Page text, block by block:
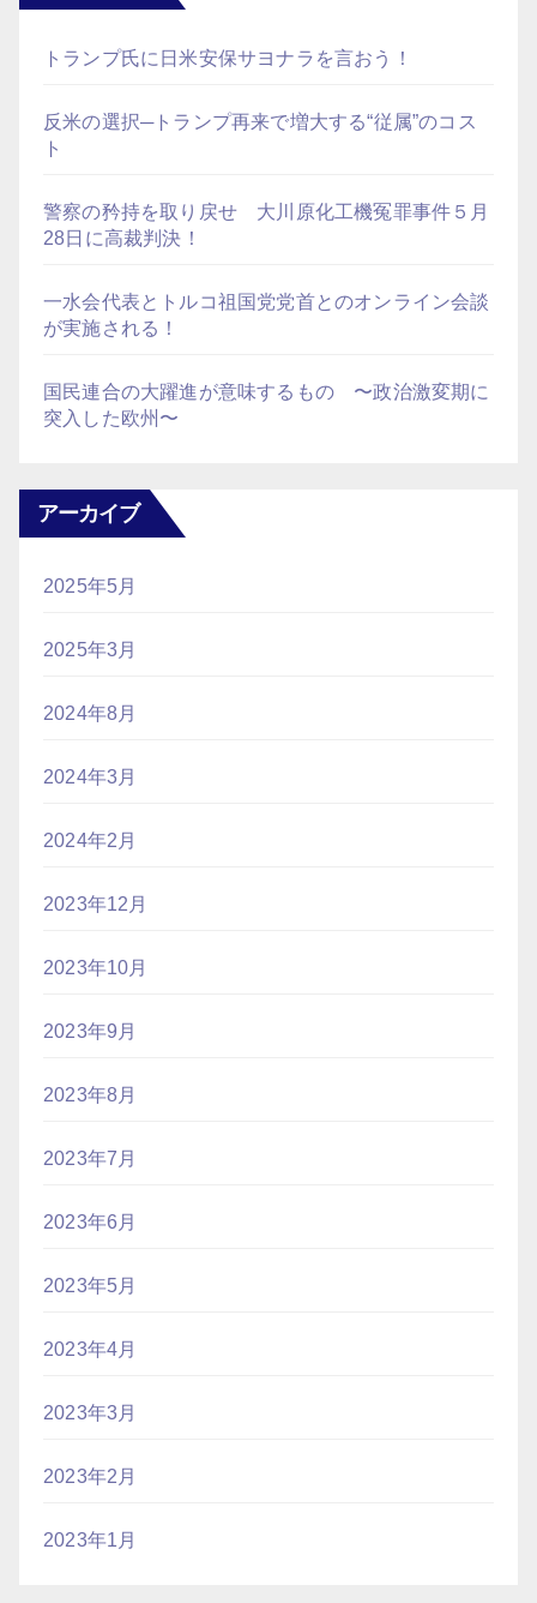
トランプ氏に日米安保サヨナラを言おう！
反米の選択─トランプ再来で増大する“従属”のコス
ト
警察の矜持を取り戻せ 大川原化工機冤罪事件５月
28日に高裁判決！
一水会代表とトルコ祖国党党首とのオンライン会談
が実施される！
国民連合の大躍進が意味するもの 〜政治激変期に
突入した欧州〜
アーカイブ
2025年5月
2025年3月
2024年8月
2024年3月
2024年2月
2023年12月
2023年10月
2023年9月
2023年8月
2023年7月
2023年6月
2023年5月
2023年4月
2023年3月
2023年2月
2023年1月